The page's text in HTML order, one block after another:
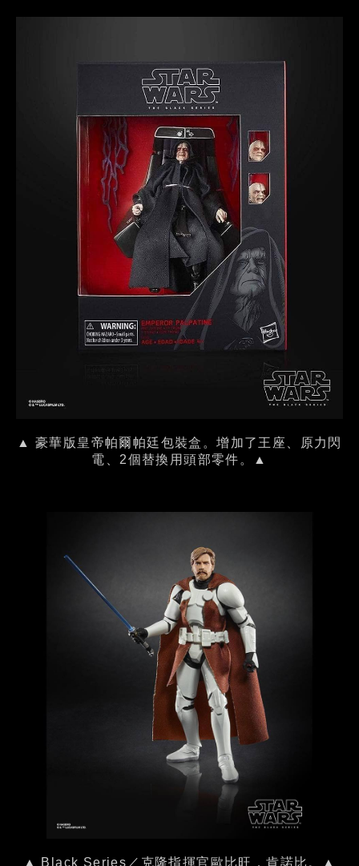
▲ 豪華版皇帝帕爾帕廷包裝盒。增加了王座、原力閃
電、2個替換用頭部零件。▲
▲ Black Series／克隆指揮官歐比旺．肯諾比。▲